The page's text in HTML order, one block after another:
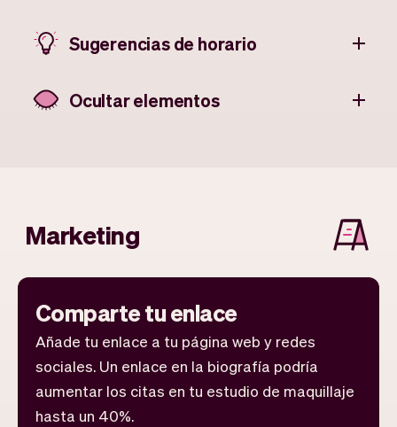
Sugerencias de horario
Ocultar elementos
Marketing
Comparte tu enlace
Añade tu enlace a tu página web y redes
sociales. Un enlace en la biografía podría
aumentar los citas en tu estudio de maquillaje
hasta un 40%.